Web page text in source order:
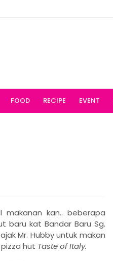
FOOD RECIPE EVENT
kan.. beberapa
baru kat Bandar Baru Sg.
Mr. Hubby untuk makan
hut Taste of Italy.